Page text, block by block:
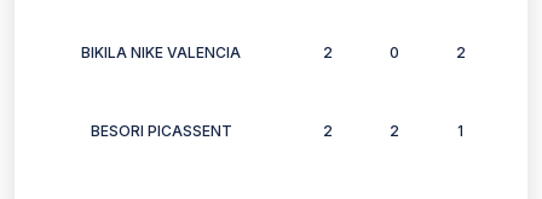
BIKILA NIKE VALENCIA 2 0 2
BESORI PICASSENT 2 2 1